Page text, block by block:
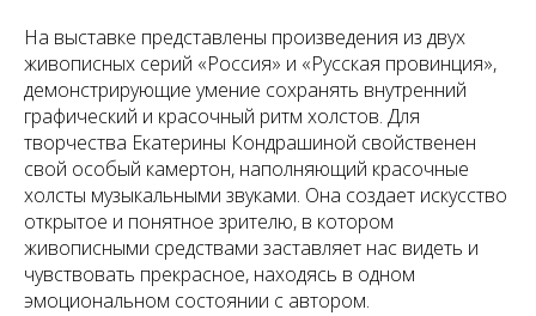
На выставке представлены произведения из двух
живописных серий «Россия» и «Русская провинция»,
демонстрирующие умение сохранять внутренний
графический и красочный ритм холстов. Для
творчества Екатерины Кондрашиной свойственен
свой особый камертон, наполняющий красочные
холсты музыкальными звуками. Она создает искусство
открытое и понятное зрителю, в котором
живописными средствами заставляет нас видеть и
чувствовать прекрасное, находясь в одном
эмоциональном состоянии с автором.